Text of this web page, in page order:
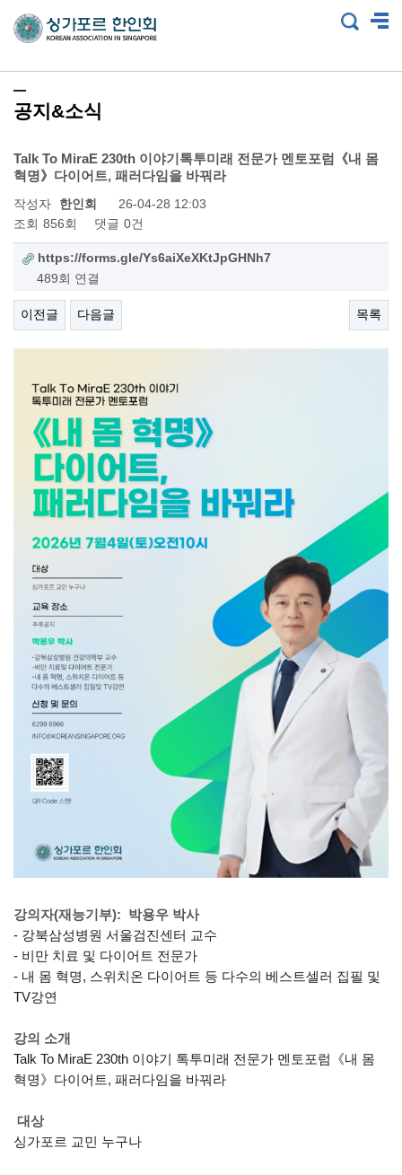
공지&소식
Talk To MiraE 230th 이야기톡투미래 전문가 멘토포럼《내 몸
혁명》다이어트, 패러다임을 바꿔라
작성자
한인회
26-04-28 12:03
조회 856회 댓글 0건
https://forms.gle/Ys6aiXeXKtJpGHNh7
489회 연결
이전글 다음글 목록
강의자(재능기부): 박용우 박사
- 강북삼성병원 서울검진센터 교수
- 비만 치료 및 다이어트 전문가
- 내 몸 혁명, 스위치온 다이어트 등 다수의 베스트셀러 집필 및
TV강연
강의 소개
Talk To MiraE 230th 이야기 톡투미래 전문가 멘토포럼《내 몸
혁명》다이어트, 패러다임을 바꿔라
대상
싱가포르 교민 누구나